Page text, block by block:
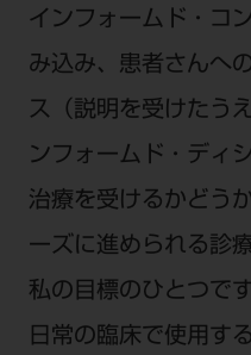
インフォームド・コ
み込み、患者さんへ
ス（説明を受けたう
ンフォームド・ディ
治療を受けるかどう
ーズに進められる診
私の目標のひとつです
日常の臨床で使用す
電 話 /0800-222-
FAX /0800-222-
IP電話・ひかり電話
受付時間 月～金
暇、年末年始を除く）
歯科医療従事者専用
業所へお問い合わせ